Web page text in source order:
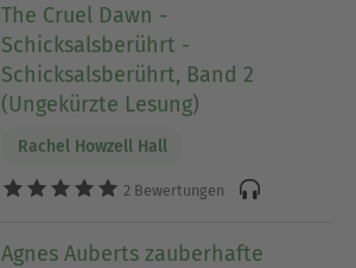
The Cruel Dawn -
Schicksalsberührt -
Schicksalsberührt, Band 2
(Ungekürzte Lesung)
Rachel Howzell Hall
2 Bewertungen
Agnes Auberts zauberhafte